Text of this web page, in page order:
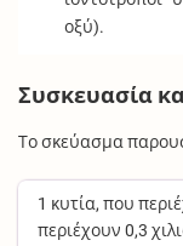
οξύ).
Συσκευασία
Το σκεύασμα
1 κυτία, που
περιέχουν0,3